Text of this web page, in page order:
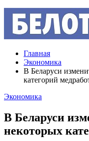
Главная
Экономика
В Беларуси
категорий
Экономика
В Беларуси
некоторых